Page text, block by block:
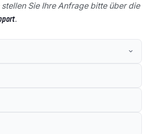
Sie Ihre Anfrage bitte über die
.